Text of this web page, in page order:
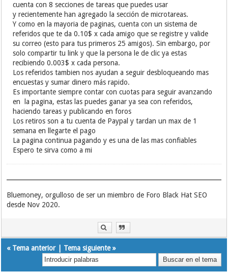
cuenta con 8 secciones de tareas que puedes usar
y recientemente han agregado la sección de microtareas.
Y como en la mayoria de paginas, cuenta con un sistema de
referidos que te da 0.10$ x cada amigo que se registre y valide
su correo (esto para tus primeros 25 amigos). Sin embargo, por
solo compartir tu link y que la persona le de clic ya estas
recibiendo 0.003$ x cada persona.
Los referidos tambien nos ayudan a seguir desbloqueando mas
encuestas y sumar dinero más rapido.
Es importante siempre contar con cuotas para seguir avanzando
en la pagina, estas las puedes ganar ya sea con referidos,
haciendo tareas y publicando en foros
Los retiros son a tu cuenta de Paypal y tardan un max de 1
semana en llegarte el pago
La pagina continua pagando y es una de las mas confiables
Espero te sirva como a mi
Bluemoney, orgulloso de ser un miembro de Foro Black Hat SEO
desde Nov 2020.
« Tema anterior| Tema siguiente»